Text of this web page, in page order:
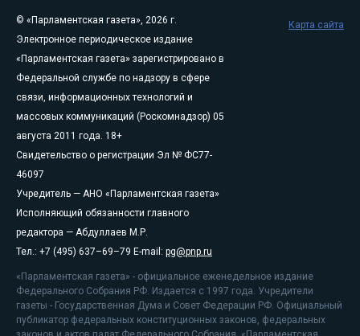
© «Парламентская газета», 2026 г.
Электронное периодическое издание
«Парламентская газета» зарегистрировано в
Федеральной службе по надзору в сфере
связи, информационных технологий и
массовых коммуникаций (Роскомнадзор) 05
августа 2011 года. 18+
Свидетельство о регистрации Эл № ФС77-
46097
Учредитель — АНО «Парламентская газета»
Исполняющий обязанности главного
редактора — Абдуллаев М.Р.
Тел.: +7 (495) 637–69–79 E-mail: pg@pnp.ru
«Парламентская газета» - официальное еженедельное издание
Федерального Собрания РФ. Издается с 1997 года. Учредители
газеты - Государственная Дума и Совет Федерации РФ. Официальный
публикатор федеральных конституционных законов, федеральных
Карта сайта